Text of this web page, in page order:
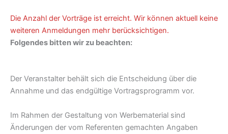
Die Anzahl der Vorträge ist erreicht. Wir können aktuell keine
weiteren Anmeldungen mehr berücksichtigen.
Folgendes bitten wir zu beachten:
Der Veranstalter behält sich die Entscheidung über die
Annahme und das endgültige Vortragsprogramm vor.
Im Rahmen der Gestaltung von Werbematerial sind
Änderungen der vom Referenten gemachten Angaben